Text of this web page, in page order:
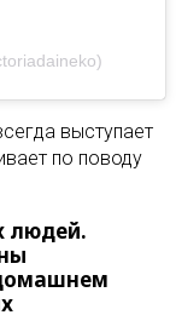
выступает
по поводу
людей.